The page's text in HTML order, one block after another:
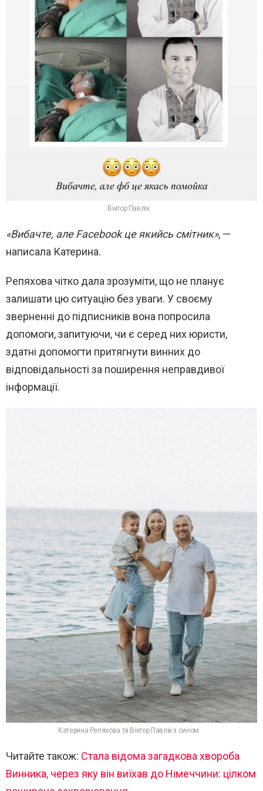
Віктор Павлік
«Вибачте, але Facebook це якийсь смітник», —
написала Катерина.
Репяхова чітко дала зрозуміти, що не планує
залишати цю ситуацію без уваги. У своєму
зверненні до підписників вона попросила
допомоги, запитуючи, чи є серед них юристи,
здатні допомогти притягнути винних до
відповідальності за поширення неправдивої
інформації.
Катерина Репяхова та Віктор Павлік з сином
Читайте також: Стала відома загадкова хвороба
Винника, через яку він виїхав до Німеччини: цілком